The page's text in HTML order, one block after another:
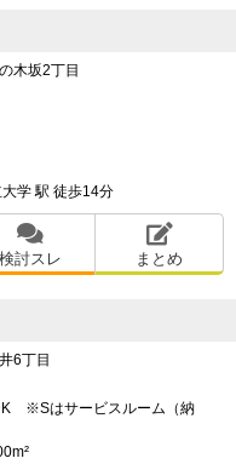
木坂2丁目
学 駅 徒歩14分
検討スレ まとめ
6丁目
※Sはサービスルーム（納